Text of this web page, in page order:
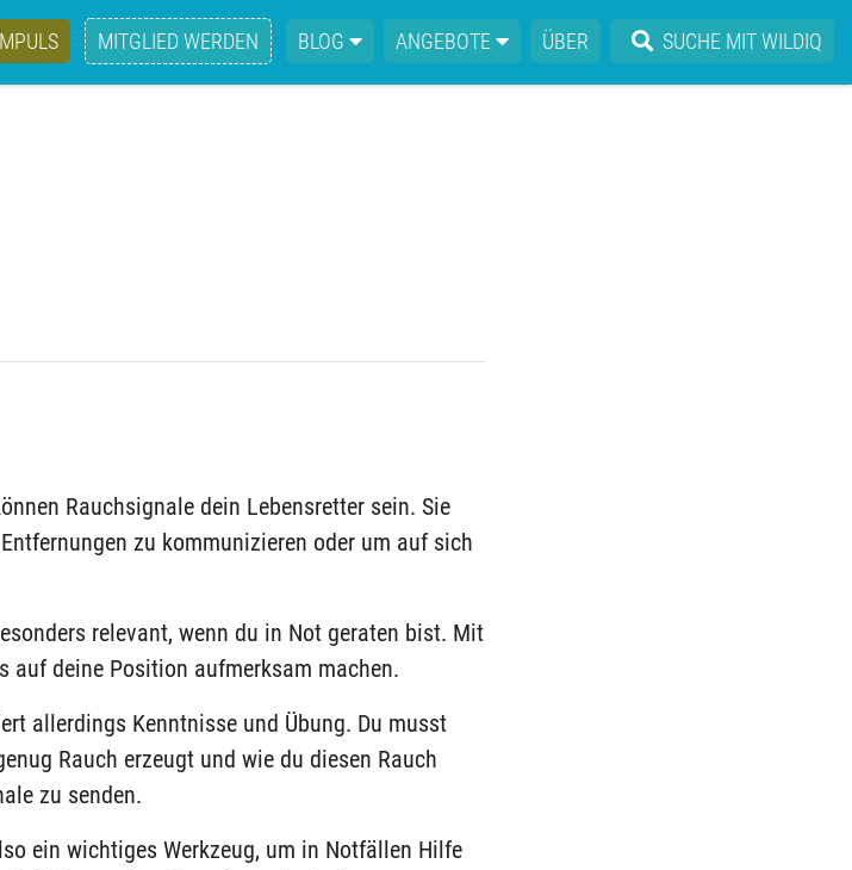
MITGLIED WERDEN BLOG ANGEBOTE ÜBER SUCHE MIT WILDIQ
Rauchsignale dein Lebensretter sein. Sie
zu kommunizieren oder um auf sich
relevant, wenn du in Not geraten bist. Mit
auf deine Position aufmerksam machen.
allerdings Kenntnisse und Übung. Du musst
Rauch erzeugt und wie du diesen Rauch
zu senden.
ein wichtiges Werkzeug, um in Notfällen Hilfe